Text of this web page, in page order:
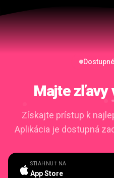
Majte zľavy
Získajte prístup k
Aplikácia je dostupná
STIAHNUŤ NA
App Store